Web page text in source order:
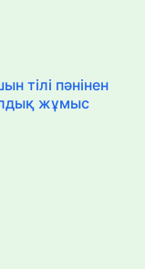
тілі пәнінен
жұмыс